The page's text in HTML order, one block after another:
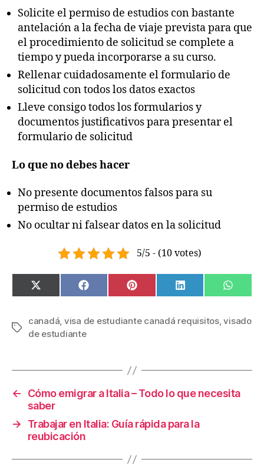
Solicite el permiso de estudios con bastante
antelación a la fecha de viaje prevista para que
el procedimiento de solicitud se complete a
tiempo y pueda incorporarse a su curso.
Rellenar cuidadosamente el formulario de
solicitud con todos los datos exactos
Lleve consigo todos los formularios y
documentos justificativos para presentar el
formulario de solicitud
Lo que no debes hacer
No presente documentos falsos para su
permiso de estudios
No ocultar ni falsear datos en la solicitud
5/5 - (10 votes)
SHARE
ON
X
(
I
T
)
SHARE
ON
F
A
E
B
SHARE
ON
P
I
E
SHARE
ON
L
I
E
SHARE
ON
W
H
S
Tags
canadá, visa de estudiante canadá requisitos,visado
de estudiante
←
Cómo emigrar a Italia – Todo lo que necesita
saber
→
Trabajar en Italia: Guía rápida para la
reubicación